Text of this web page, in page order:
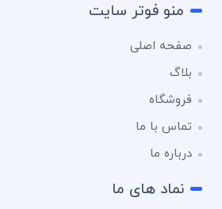
منو فوتر سایت
صفحه اصلی
بلاگ
فروشگاه
تماس با ما
درباره ما
نماد های ما